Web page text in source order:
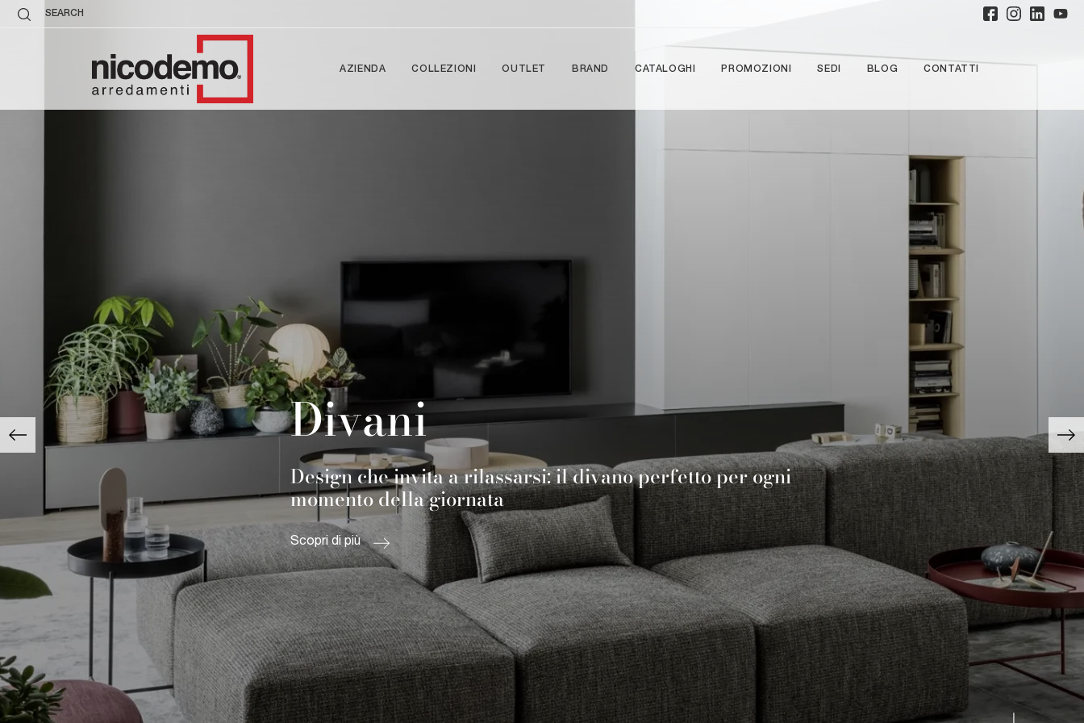
SEARCH
AZIENDA COLLEZIONI OUTLET BRAND CATALOGHI PROMOZIONI SEDI BLOG CONTATTI
Divani
Design che invita a rilassarsi: il divano perfetto per ogni
momento della giornata
Scopri di più